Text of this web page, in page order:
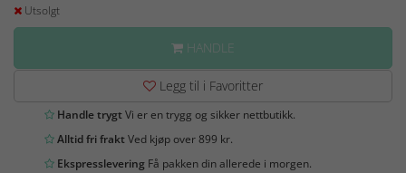
Utsolgt
HANDLE
Legg til i Favoritter
Handle trygtVi er en trygg og sikker nettbutikk.
Alltid fri fraktVed kjøp over 899 kr.
Ekspresslevering Få pakken din allerede i morgen.